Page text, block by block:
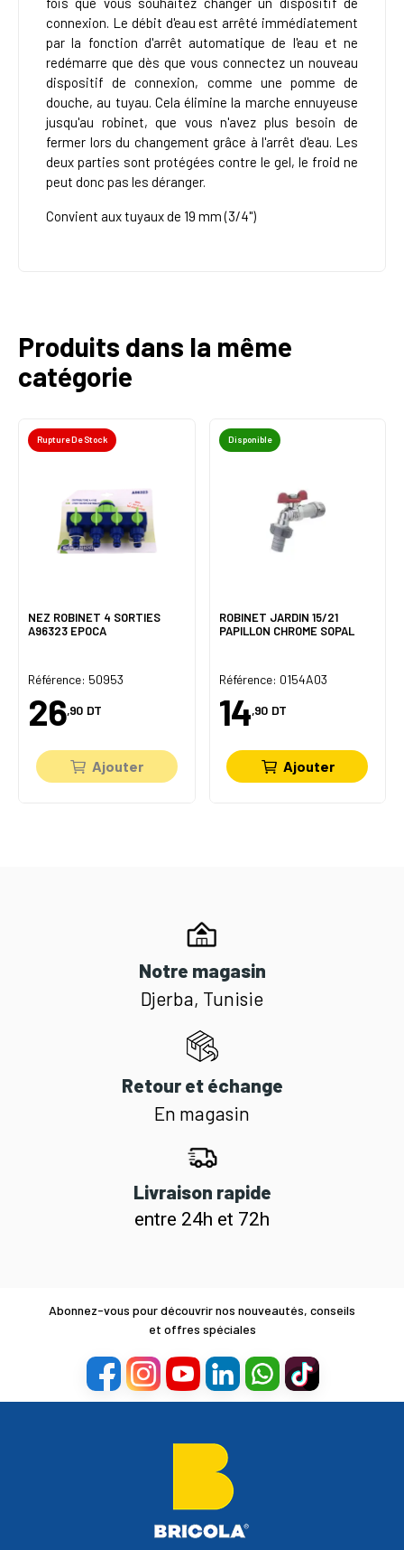
connexion. Le débit d'eau est arrêté immédiatement
par la fonction d'arrêt automatique de l'eau et ne
redémarre que dès que vous connectez un nouveau
dispositif de connexion, comme une pomme de
douche, au tuyau. Cela élimine la marche ennuyeuse
jusqu'au robinet, que vous n'avez plus besoin de
fermer lors du changement grâce à l'arrêt d'eau. Les
deux parties sont protégées contre le gel, le froid ne
peut donc pas les déranger.
Convient aux tuyaux de 19 mm (3/4")
Produits dans la même
catégorie
Rupture De Stock
NEZ ROBINET 4 SORTIES
A96323 EPOCA
Référence: 50953
26,90 DT
Ajouter
Disponible
ROBINET JARDIN 15/21
PAPILLON CHROME SOPAL
Référence: 0154A03
14,90 DT
Ajouter
Notre magasin
Djerba, Tunisie
Retour et échange
En magasin
Livraison rapide
entre 24h et 72h
Abonnez-vous pour découvrir nos nouveautés, conseils
et offres spéciales